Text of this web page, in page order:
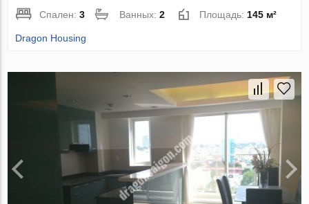
Спален:3 Ванных:2 Площадь:145 м²
Dragon Housing